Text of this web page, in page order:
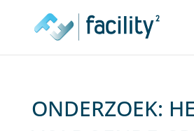
ONDERZOEK: